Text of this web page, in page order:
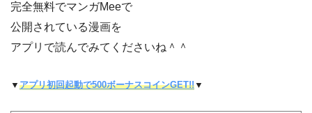
完全無料でマンガMeeで
公開されている漫画を
アプリで読んでみてくださいね＾＾
▼ アプリ初回起動で500ボーナスコインGET!!▼